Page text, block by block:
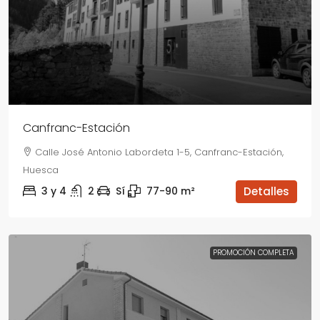
Canfranc-Estación
Calle José Antonio Labordeta 1-5, Canfranc-Estación,
Huesca
3 y 4 2 Sí 77-90 m² Detalles
PROMOCIÓN COMPLETA